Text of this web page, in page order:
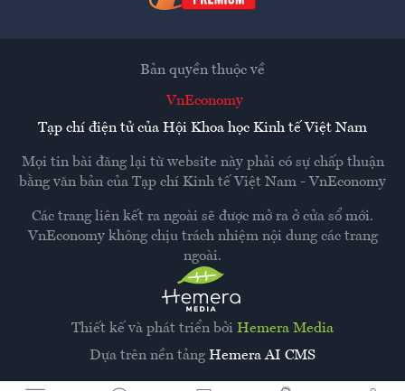
Thiết kế và phát triển bởi Hemera Media
Dựa trên nền tảng Hemera AI CMS
Bản quyền thuộc về
VnEconomy
Tạp chí điện tử của Hội Khoa học Kinh tế Việt Nam
Mọi tin bài đăng lại từ website này phải có sự chấp thuận
bằng văn bản của Tạp chí Kinh tế Việt Nam - VnEconomy
Các trang liên kết ra ngoài sẽ được mở ra ở cửa sổ mới.
VnEconomy không chịu trách nhiệm nội dung các trang
ngoài.